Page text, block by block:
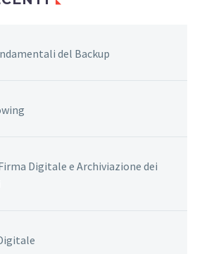
del Backup
Digitale e Archiviazione dei